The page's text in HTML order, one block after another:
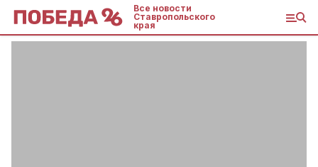
Все новости
Ставропольского
края